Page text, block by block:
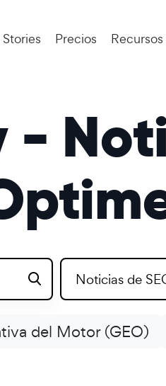
Precios Recursos
Noticias de
del Motor (GEO)